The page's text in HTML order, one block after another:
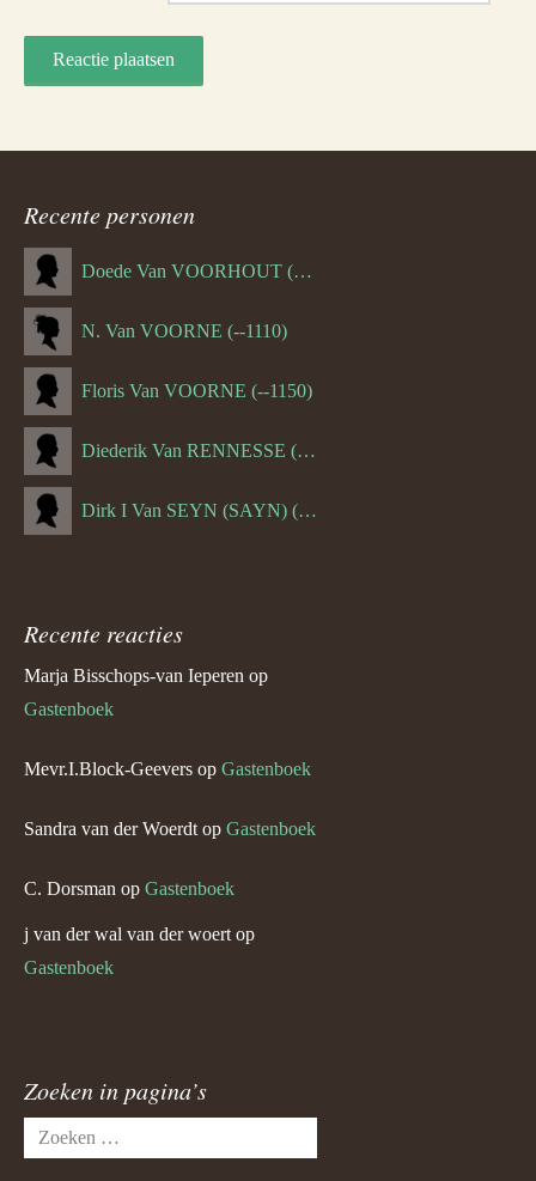
Recente personen
Doede Van VOORHOUT (Van FORNEHOLT) (--1101)
N. Van VOORNE (--1110)
Floris Van VOORNE (--1150)
Diederik Van RENNESSE (--1144)
Dirk I Van SEYN (SAYN) (--1120)
Recente reacties
Marja Bisschops-van Ieperen op
Gastenboek
Mevr.I.Block-Geevers op Gastenboek
Sandra van der Woerdt op Gastenboek
C. Dorsman op Gastenboek
j van der wal van der woert op
Gastenboek
Zoeken in pagina’s
Zoeken
naar: